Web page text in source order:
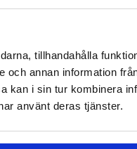
tillhandahålla
och annan information
kan i sin tur kombinera
använt deras tjänster.
1
dagar
dagar
För